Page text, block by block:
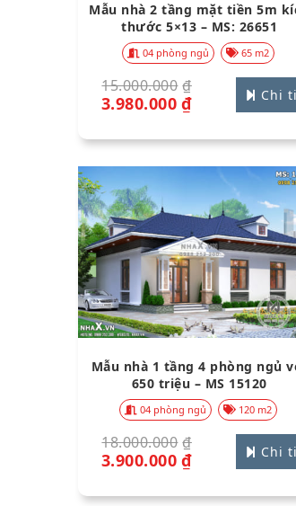
Mẫu nhà 2 tầng mặt tiền 5m
thước 5×13 – MS: 26651
04 phòng ngủ 65 m2
15.000.000 ₫
3.980.000 ₫ Chi
Mẫu nhà 1 tầng 4 phòng ngủ
650 triệu – MS 15120
04 phòng ngủ 120 m2
18.000.000 ₫
3.900.000 ₫ Chi